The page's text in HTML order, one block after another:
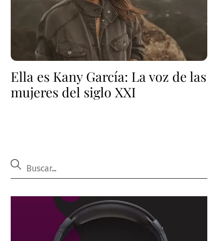
Ella es Kany García: La voz de las
mujeres del siglo XXI